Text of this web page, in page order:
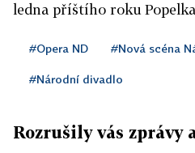
ledna příštího roku
#Opera ND #Nová scéna
#Národní divadlo
Rozrušily vás zprávy